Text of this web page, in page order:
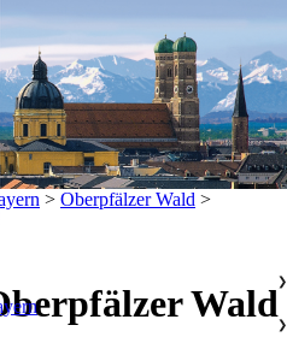
> Oberpfälzer Wald >
Wald
❯
❯